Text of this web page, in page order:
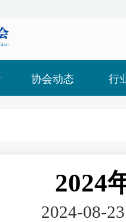
协会动态 行
2024
2024-08-